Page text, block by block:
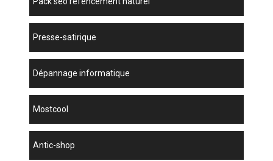
presse-satirique
dépannage informatique
mostcool
antic-shop